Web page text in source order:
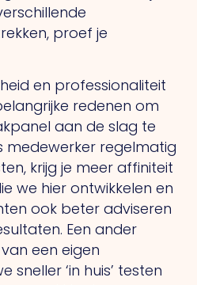
proef je
en professionaliteit
redenen om
aan de slag te
medewerker regelmatig
krijg je meer affiniteit
we hier ontwikkelen en
ook beter adviseren
Een ander
een eigen
sneller ‘in huis’ testen